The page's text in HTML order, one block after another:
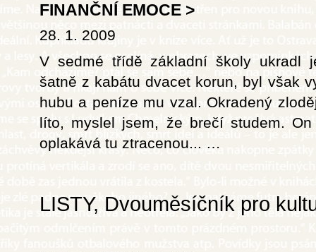
FINANČNÍ EMOCE >
28. 1. 2009
V sedmé třídě základní školy ukradl
šatně z kabátu dvacet korun, byl však
hubu a peníze mu vzal. Okradený
líto, myslel jsem, že brečí studem.
oplakává tu ztracenou... …
LISTY, Dvouměsíčník pro